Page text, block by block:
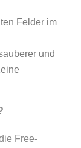
Felder im
und
Free-